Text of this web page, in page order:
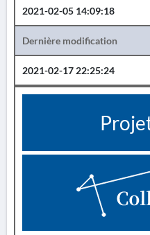
2021-02-05 14:09:18
Dernière modification
2021-02-17 22:25:24